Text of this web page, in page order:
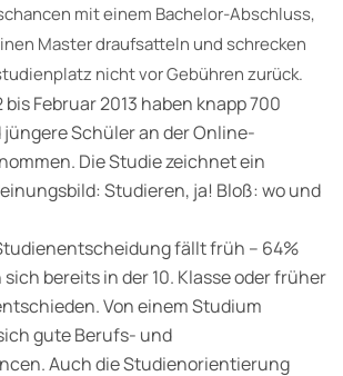
mit einem Bachelor-Abschluss,
Master draufsatteln und schrecken
nicht vor Gebühren zurück.
bis Februar 2013 haben knapp 700
Schüler an der Online-
Die Studie zeichnet ein
Studieren, ja! Bloß: wo und
fällt früh – 64%
bereits in der 10. Klasse oder früher
Von einem Studium
gute Berufs- und
Auch die Studienorientierung